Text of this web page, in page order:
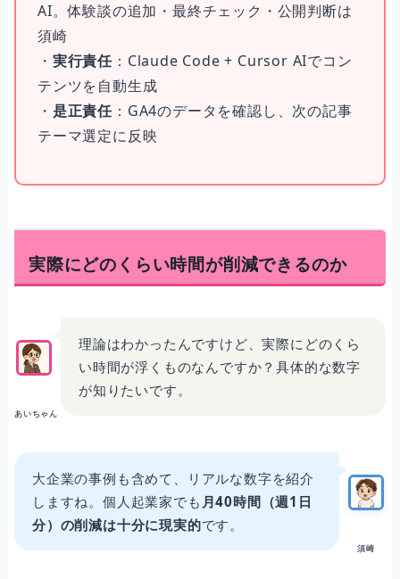
AI。体験談の追加・最終チェック・公開判断は
須崎
・ 実行責任 ：Claude Code + Cursor AIでコン
テンツを自動生成
・ 是正責任 ：GA4のデータを確認し、次の記事
テーマ選定に反映
実際にどのくらい時間が削減できるのか
あいちゃん
理論はわかったんですけど、実際にどのくら
い時間が浮くものなんですか？具体的な数字
が知りたいです。
須崎
大企業の事例も含めて、リアルな数字を紹介
しますね。個人起業家でも 月40時間（週1日
分）の削減は十分に現実的です。